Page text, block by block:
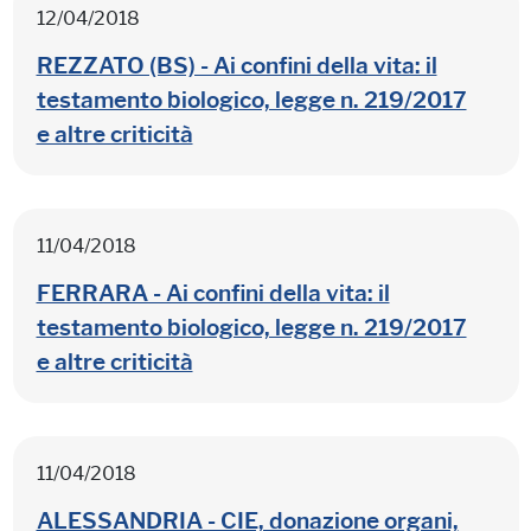
12/04/2018
REZZATO (BS) - Ai confini della vita: il
testamento biologico, legge n. 219/2017
e altre criticità
11/04/2018
FERRARA - Ai confini della vita: il
testamento biologico, legge n. 219/2017
e altre criticità
11/04/2018
ALESSANDRIA - CIE, donazione organi,